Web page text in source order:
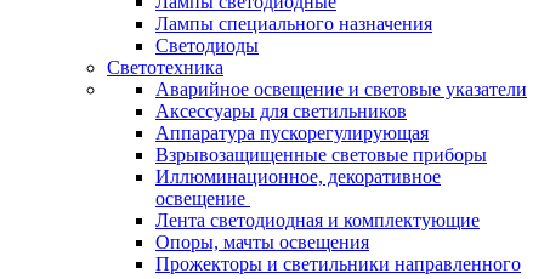
Лампы специального назначения
Светодиоды
Светотехника
Аварийное освещение и световые указатели
Аксессуары для светильников
Аппаратура пускорегулирующая
Взрывозащищенные световые приборы
Иллюминационное, декоративное
освещение
Лента светодиодная и комплектующие
Опоры, мачты освещения
Прожекторы и светильники направленного